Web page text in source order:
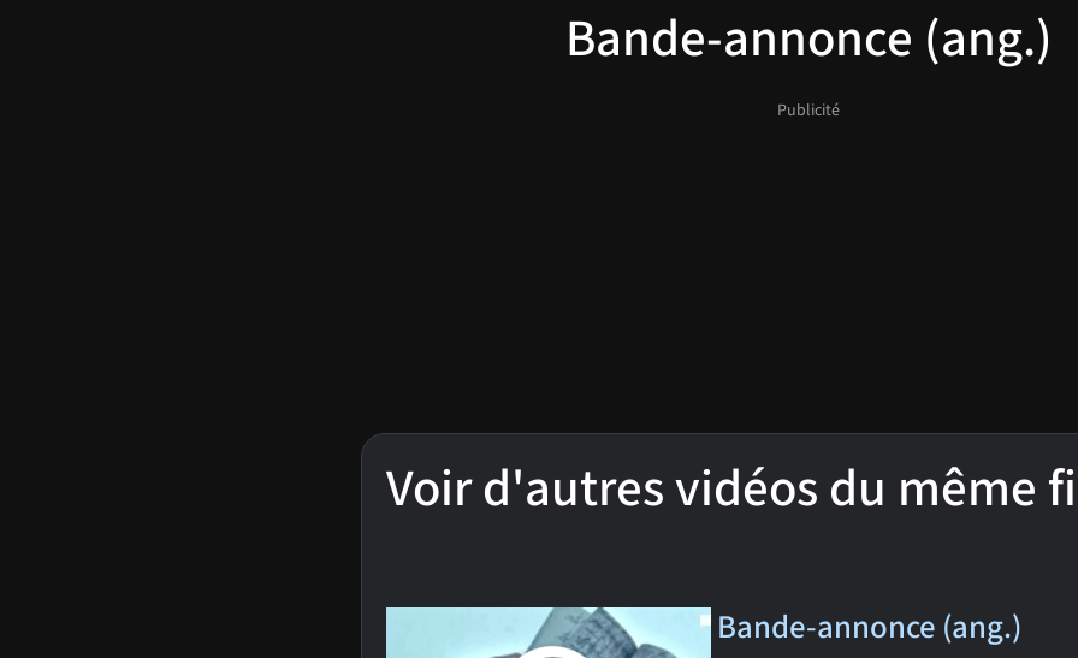
Bande-annonce (ang.)
Voir d'autres vidéos du même
Bande-annonce (ang.)